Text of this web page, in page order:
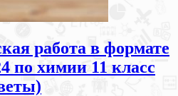
работа в формате
химии 11 класс